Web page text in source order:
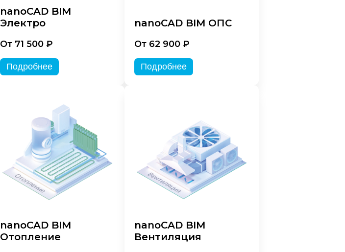
nanoCAD BIM
Электро
От 71 500 ₽
Подробнее
nanoCAD BIM ОПС
От 62 900 ₽
Подробнее
nanoCAD BIM
Отопление
nanoCAD BIM
Вентиляция